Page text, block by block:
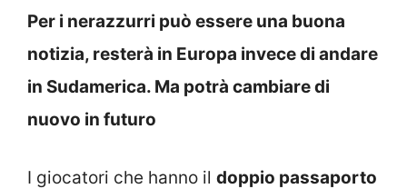
Per i nerazzurri può essere una buona
notizia, resterà in Europa invece di andare
in Sudamerica. Ma potrà cambiare di
nuovo in futuro
I giocatori che hanno il doppio passaporto